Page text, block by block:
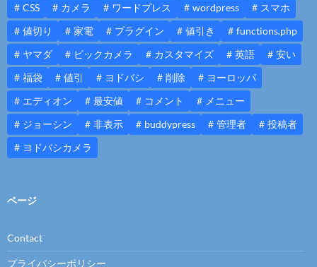
CSS カメラ ワードプレス wordpress
スマホ
値切り
家電 プラグイン 値引き
functions.php
ヤマダ
ビックカメラ カスタマイズ 英語
安い
福袋
値引 ヨドバシ 削除
ヨーロッパ
エディオン
最安値 コメント
メニュー
ジョーシン
非表示 buddypress 管理者
投稿者
ヨドバシカメラ
ページ
Contact
プライバシーポリシー